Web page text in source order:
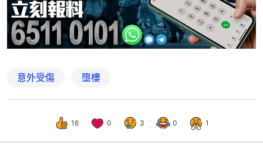
意外受傷 墮樓
16 0 3 0 1